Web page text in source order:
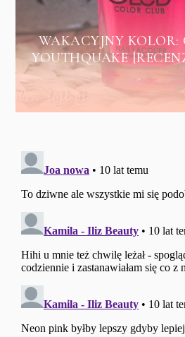
WAKACYJNY KOLOR:
YOUTHQUAKE